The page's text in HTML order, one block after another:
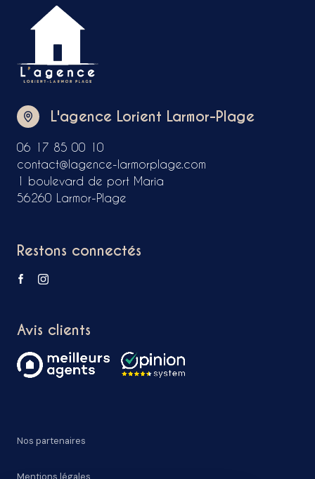
L'agence Lorient Larmor-Plage
06 17 85 00 10
contact@lagence-larmorplage.com
1 boulevard de port Maria
56260 Larmor-Plage
Restons connectés
Avis clients
Nos partenaires